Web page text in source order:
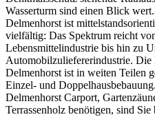
Wasserturm sind einen Blick
Delmenhorst ist
vielfältig: Das Spektrum reicht
Lebensmittelindustrie bis hin zu
Automobilzuliefererindustrie. Die
Delmenhorst ist in weiten Teilen
Einzel- und
Delmenhorst Carport,
Terrassenholz benötigen, sind